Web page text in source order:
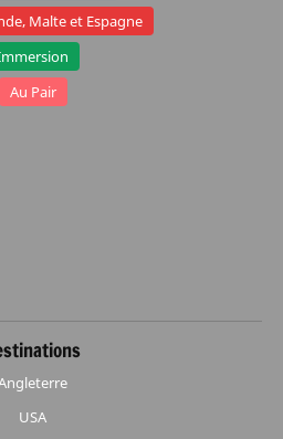
Malte et Espagne
Au Pair
USA